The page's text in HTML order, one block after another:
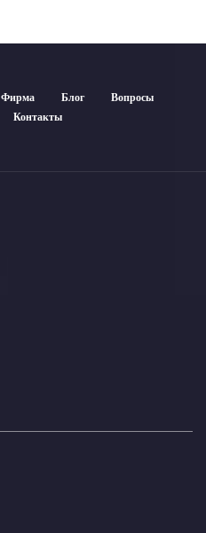
Фирма Блог
Вопросы
Контакты